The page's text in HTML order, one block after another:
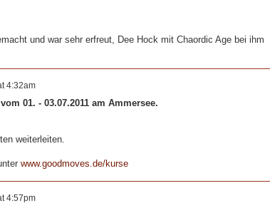
und war sehr erfreut, Dee Hock mit Chaordic Age bei ihm
4:32am
01. - 03.07.2011 am Ammersee.
weiterleiten.
www.goodmoves.de/kurse
4:57pm